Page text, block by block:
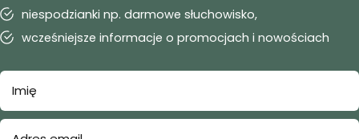
niespodzianki np. darmowe słuchowisko,
wcześniejsze informacje o promocjach i nowościach